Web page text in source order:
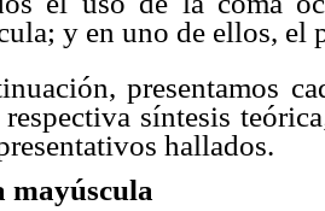
y en uno de ellos, el
presentamos
síntesis
hallados.
mayúscula